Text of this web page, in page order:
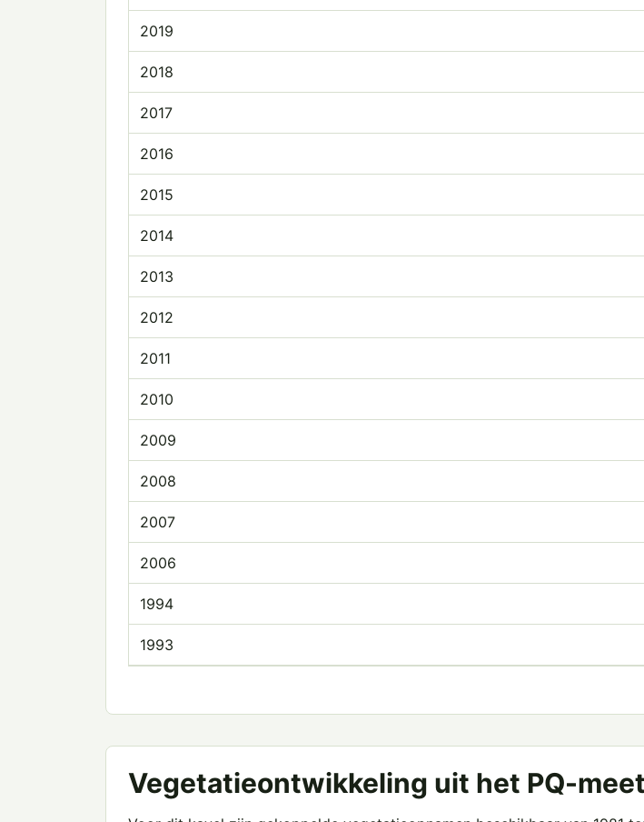
2019
2018
2017
2016
2015
2014
2013
2012
2011
2010
2009
2008
2007
2006
1994
1993
Vegetatieontwikkeling uit het PQ-